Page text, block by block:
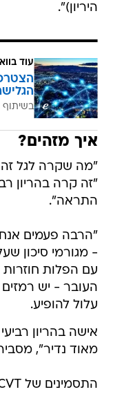
היריון)".
עוד
בשיתוף
איך מזהים?
"מה שקרה לגל זה
"זה קרה בהריון
התראה".
"הרבה פעמים
- מגורמי סיכון
עם הפלות
העובר - יש
עלול להופיע.
אישה בהריון
מאוד נדיר",